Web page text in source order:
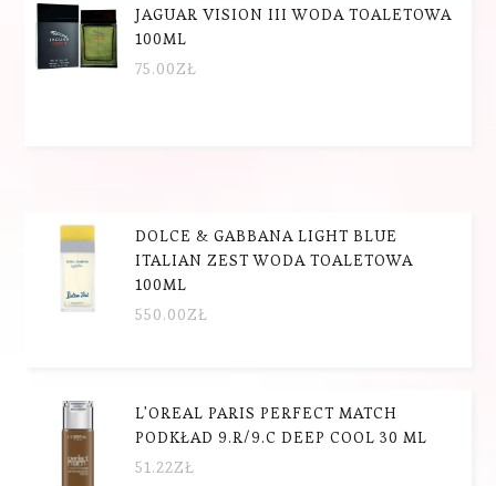
JAGUAR VISION III WODA TOALETOWA
100ML
75.00ZŁ
DOLCE & GABBANA LIGHT BLUE
ITALIAN ZEST WODA TOALETOWA
100ML
550.00ZŁ
L'OREAL PARIS PERFECT MATCH
PODKŁAD 9.R/9.C DEEP COOL 30 ML
51.22ZŁ